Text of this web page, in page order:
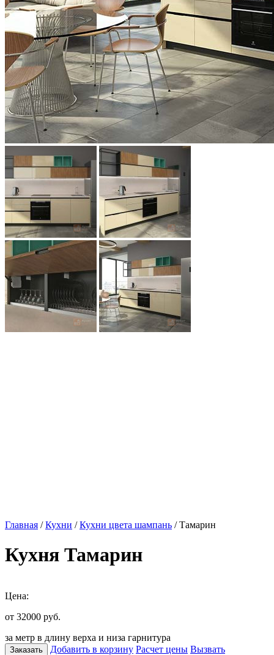
Главная /Кухни /Кухни цвета шампань / Тамарин
Кухня Тамарин
Цена:
от 32000 руб.
за метр в длину верха и низа гарнитура
Заказать Добавить в корзину Расчет цены Вызвать